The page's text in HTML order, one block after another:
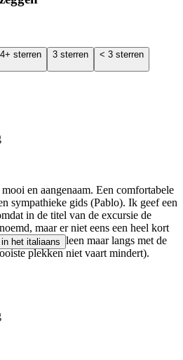
4+ sterren 3 sterren < 3 sterren
en aangenaam. Een comfortabele
sympathieke gids (Pablo). Ik geef een
in de titel van de excursie de
maar er niet eens een heel kort
rijden er alleen maar langs met de
plekken niet vaart mindert).
het italiaans